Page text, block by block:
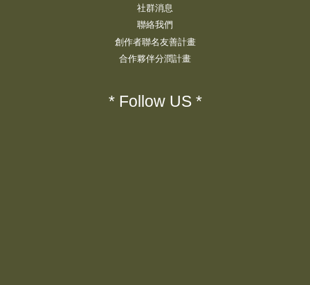
社群消息
聯絡我們
創作者聯名友善計畫
合作夥伴分潤計畫
* Follow US *